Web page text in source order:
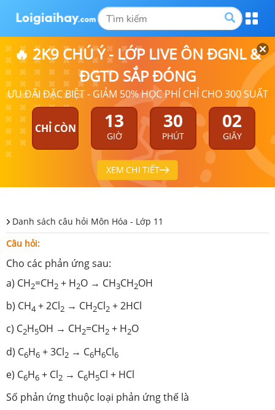
🔥 2K9 CHÚ Ý - LỚP LIVE ÔN ĐGNL &
ĐGTD SẮP ĐÓNG
ƯU ĐÃI ĐẶC BIỆT - GIẢM 50% HỌC PHÍ CHỈ CHO 300 SUẤT
CHỈ CÒN 13
GIỜ
30
PHÚT
02
GIÂY
XEM CHI TIẾT
Danh sách câu hỏi Môn Hóa - Lớp 11
Câu hỏi:
Cho các phản ứng sau:
a) CH2=CH2 + H2O → CH3CH2OH
b) CH4 + 2Cl2 → CH2Cl2 + 2HCl
c) C2H5OH → CH2=CH2 + H2O
d) C6H6 + 3Cl2 → C6H6Cl6
e) C6H6 + Cl2 → C6H5Cl + HCl
Số phản ứng thuộc loại phản ứng thế là